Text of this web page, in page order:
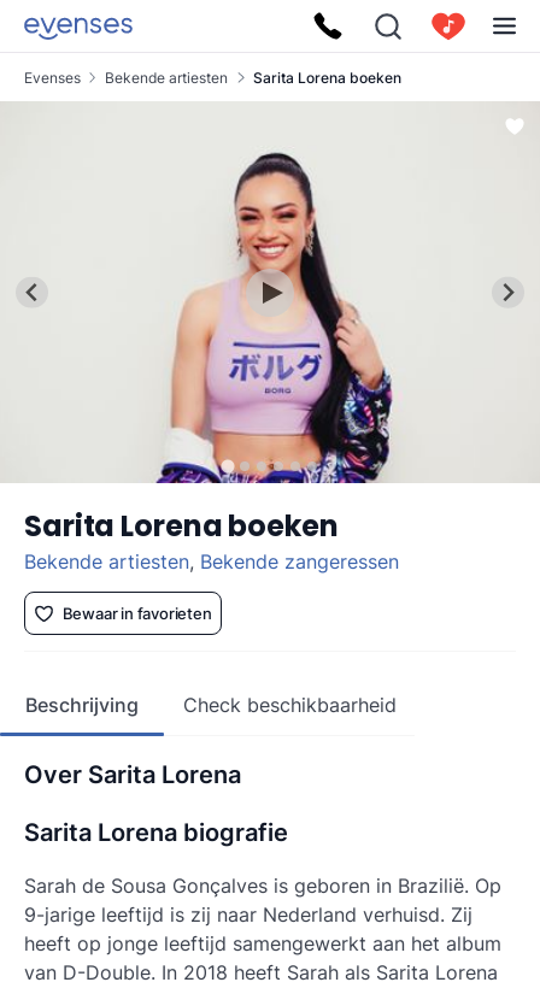
Evenses Bekende artiesten Sarita Lorena boeken
Sarita Lorena boeken
Bekende artiesten, Bekende zangeressen
Bewaar in favorieten
Beschrijving Check beschikbaarheid
Over Sarita Lorena
Sarita Lorena biografie
Sarah de Sousa Gonçalves is geboren in Brazilië. Op
9-jarige leeftijd is zij naar Nederland verhuisd. Zij
heeft op jonge leeftijd samengewerkt aan het album
van D-Double. In 2018 heeft Sarah als Sarita Lorena